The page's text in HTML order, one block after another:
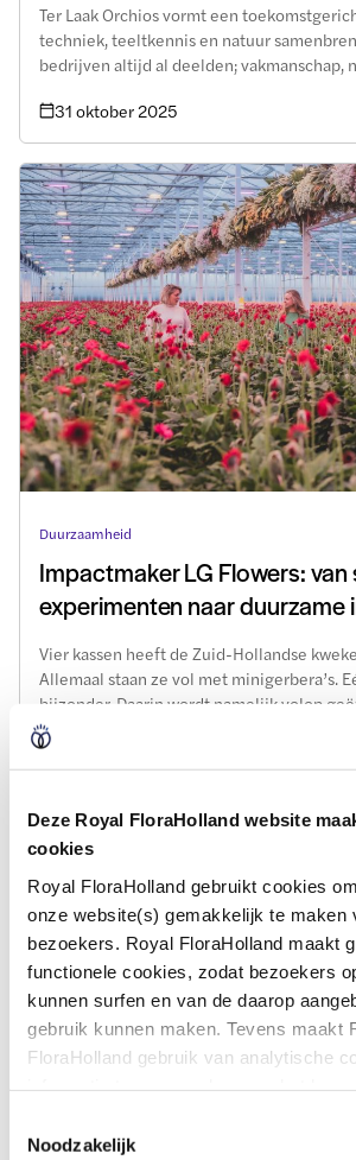
Deze Royal FloraHolland website
cookies
Royal FloraHolland gebruikt cookies
onze website(s) gemakkelijk te maken
bezoekers. Royal FloraHolland maakt
functionele cookies, zodat bezoekers
kunnen surfen en van de daarop
gebruik kunnen maken. Tevens maakt
FloraHolland gebruik van analytische
géén informatie bewaard waarmee uw
Noodzakelijk
Ter Laak Orchios vormt een
techniek, teeltkennis en natuur
bedrijven altijd al deelden; vakmanschap,
een nog duurzamer geheel.
31 oktober 2025
Duurzaamheid
Impactmaker LG Flowers:
experimenten naar duurzame
Vier kassen heeft de Zuid-Hollandse
Allemaal staan ze vol met minigerbera’s.
bijzonder. Daarin wordt namelijk volop
Onder andere met chemievrij kweken.